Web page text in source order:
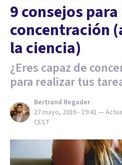
9 consejos
concentración
la ciencia)
¿Eres capaz de
para realizar tus
Bertrand Regader
27 mayo, 2016 - 19:41 —
CEST